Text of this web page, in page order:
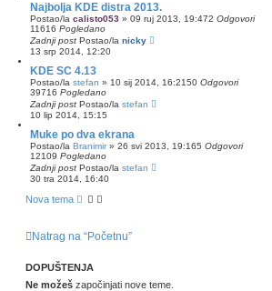
Najbolja KDE distra 2013.
Postao/la calisto053 » 09 ruj 2013, 19:472 Odgovori
11616 Pogledano
Zadnji post Postao/la nicky
13 srp 2014, 12:20
KDE SC 4.13
Postao/la stefan » 10 sij 2014, 16:2150 Odgovori
39716 Pogledano
Zadnji post Postao/la stefan
10 lip 2014, 15:15
Muke po dva ekrana
Postao/la Branimir» 26 svi 2013, 19:165 Odgovori
12109 Pogledano
Zadnji post Postao/la stefan
30 tra 2014, 16:40
Nova tema
Natrag na “Početnu”
DOPUŠTENJA
Ne možeš započinjati nove teme.